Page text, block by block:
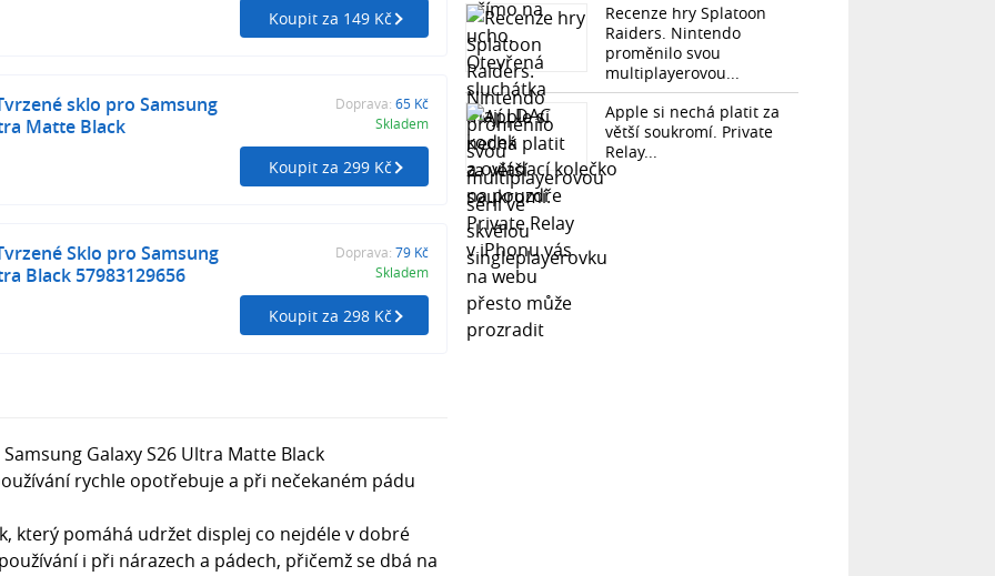
Koupit za 149 Kč
sklo pro Samsung
Matte Black
Doprava: 65 Kč
Skladem
Koupit za 299 Kč
Sklo pro Samsung
Black 57983129656
Doprava: 79 Kč
Skladem
Koupit za 298 Kč
Galaxy S26 Ultra Matte Black
rychle opotřebuje a při nečekaném pádu
který pomáhá udržet displej co nejdéle v dobré
i při nárazech a pádech, přičemž se dbá na
Recenze hry Splatoon
Raiders. Nintendo
proměnilo svou
multiplayerovou...
Apple si nechá platit za
větší soukromí. Private
Relay...